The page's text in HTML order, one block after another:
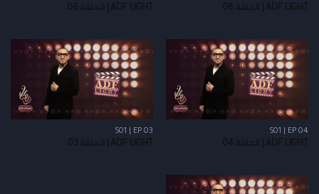
ADF LIGHT | الحلقة 08 ADF LIGHT | الحلقة 06
S01 | EP 04
ADF LIGHT | الحلقة 04
S01 | EP 03
ADF LIGHT | الحلقة 03